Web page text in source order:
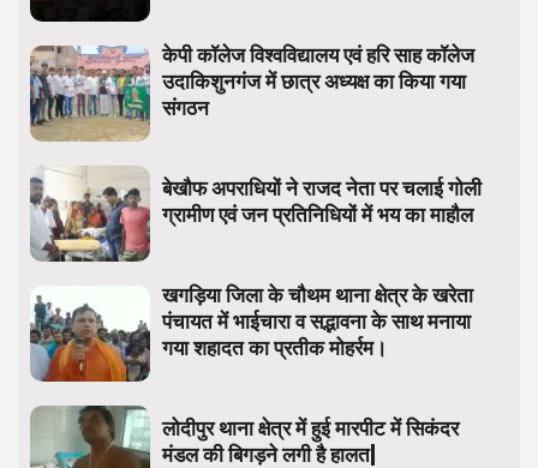
केपी कॉलेज विश्वविद्यालय एवं हरि साह कॉलेज
उदाकिशुनगंज में छात्र अध्यक्ष का किया गया
संगठन
बेखौफ अपराधियों ने राजद नेता पर चलाई गोली
ग्रामीण एवं जन प्रतिनिधियों में भय का माहौल
खगड़िया जिला के चौथम थाना क्षेत्र के खरेता
पंचायत में भाईचारा व सद्भावना के साथ मनाया
गया शहादत का प्रतीक मोहर्रम।
लोदीपुर थाना क्षेत्र में हुई मारपीट में सिकंदर
मंडल की बिगड़ने लगी है हालत|